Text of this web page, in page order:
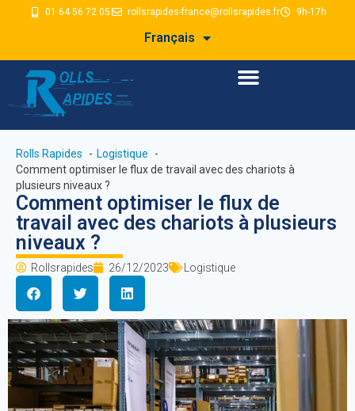
01 64 56 72 05 rollsrapides-france@rollsrapides.fr 9h-17h
Français
Rolls Rapides
Logistique
Comment optimiser le flux de travail avec des chariots à
plusieurs niveaux ?
Comment optimiser le flux de
travail avec des chariots à plusieurs
niveaux ?
Rollsrapides 26/12/2023 Logistique